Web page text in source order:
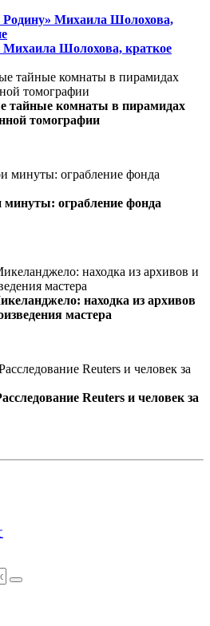
Родину» Михаила Шолохова,
Михаила Шолохова, краткое
тайные комнаты в пирамидах
томографии
минуты: ограбление фонда
находка из архивов
мастера
Reuters и человек за